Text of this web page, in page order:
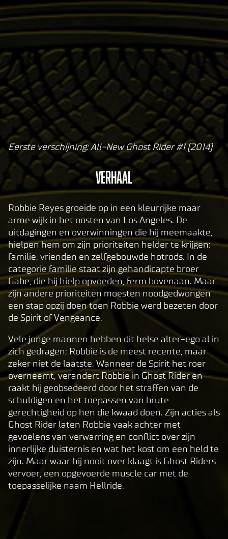
A
c
c
e
p
t
&
P
l
a
y
By
clic
king
play,
you
agre
e to
Yo
uT
ub
e's
pri
va
cy
Eerste verschijning: All-New Ghost Rider #1 (2014)
Verhaal
Robbie Reyes groeide op in een kleurrijke maar
arme wijk in het oosten van Los Angeles. De
uitdagingen en overwinningen die hij meemaakte,
hielpen hem om zijn prioriteiten helder te krijgen:
familie, vrienden en zelfgebouwde hotrods. In de
categorie familie staat zijn gehandicapte broer
Gabe, die hij hielp opvoeden, ferm bovenaan. Maar
zijn andere prioriteiten moesten noodgedwongen
een stap opzij doen toen Robbie werd bezeten door
de Spirit of Vengeance.
Vele jonge mannen hebben dit helse alter-ego al in
zich gedragen; Robbie is de meest recente, maar
zeker niet de laatste. Wanneer de Spirit het roer
overneemt, verandert Robbie in Ghost Rider en
raakt hij geobsedeerd door het straffen van de
schuldigen en het toepassen van brute
gerechtigheid op hen die kwaad doen. Zijn acties als
Ghost Rider laten Robbie vaak achter met
gevoelens van verwarring en conflict over zijn
innerlijke duisternis en wat het kost om een held te
zijn. Maar waar hij nooit over klaagt is Ghost Riders
vervoer, een opgevoerde muscle car met de
toepasselijke naam Hellride.